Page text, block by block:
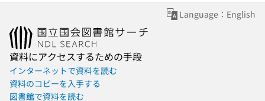
Language：English
資料にアクセスするための手段
インターネットで資料を読む
資料のコピーを入手する
図書館で資料を読む